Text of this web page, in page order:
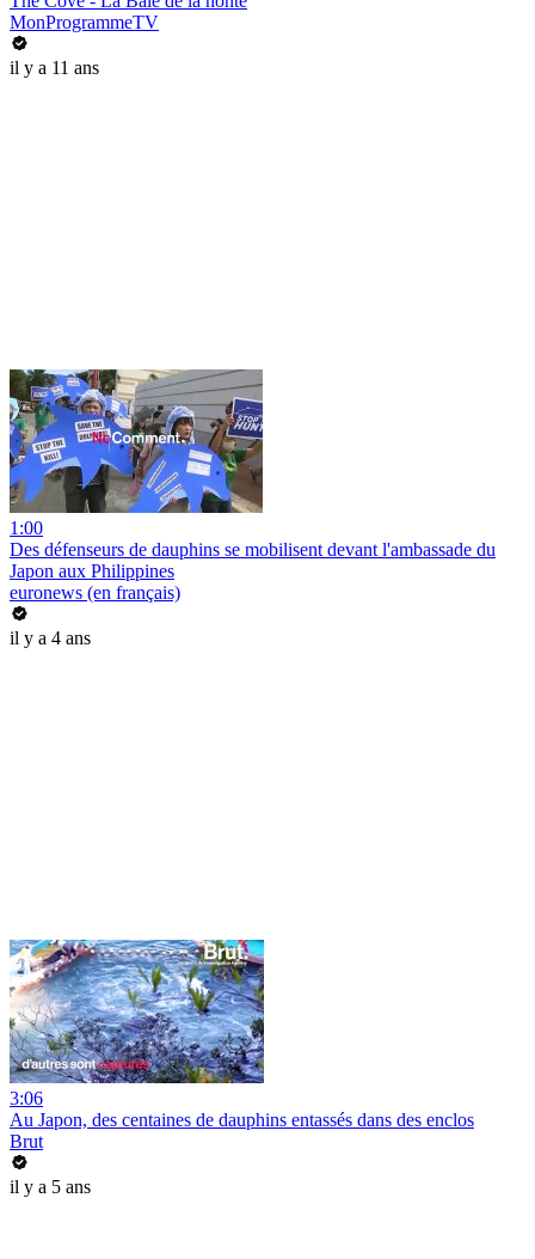
MonProgrammeTV
il y a 11 ans
1:00
Des défenseurs de dauphins se mobilisent devant l'ambassade du
Japon aux Philippines
euronews (en français)
il y a 4 ans
3:06
Au Japon, des centaines de dauphins entassés dans des enclos
Brut
il y a 5 ans